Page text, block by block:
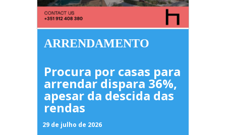
ARRENDAMENTO
Procura por casas para
arrendar dispara 36%,
apesar da descida das
rendas
29 de julho de 2026